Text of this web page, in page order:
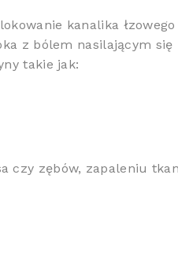
kanalika
z bólem nasilającym się
takie jak:
zębów, zapaleniu